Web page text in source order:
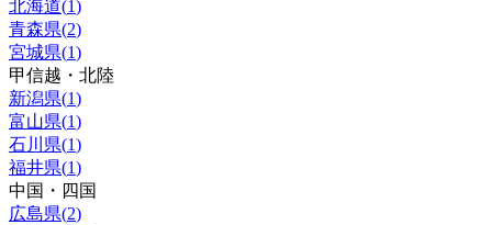
北海道(1)
青森県(2)
宮城県(1)
甲信越・北陸
新潟県(1)
富山県(1)
石川県(1)
福井県(1)
中国・四国
広島県(2)